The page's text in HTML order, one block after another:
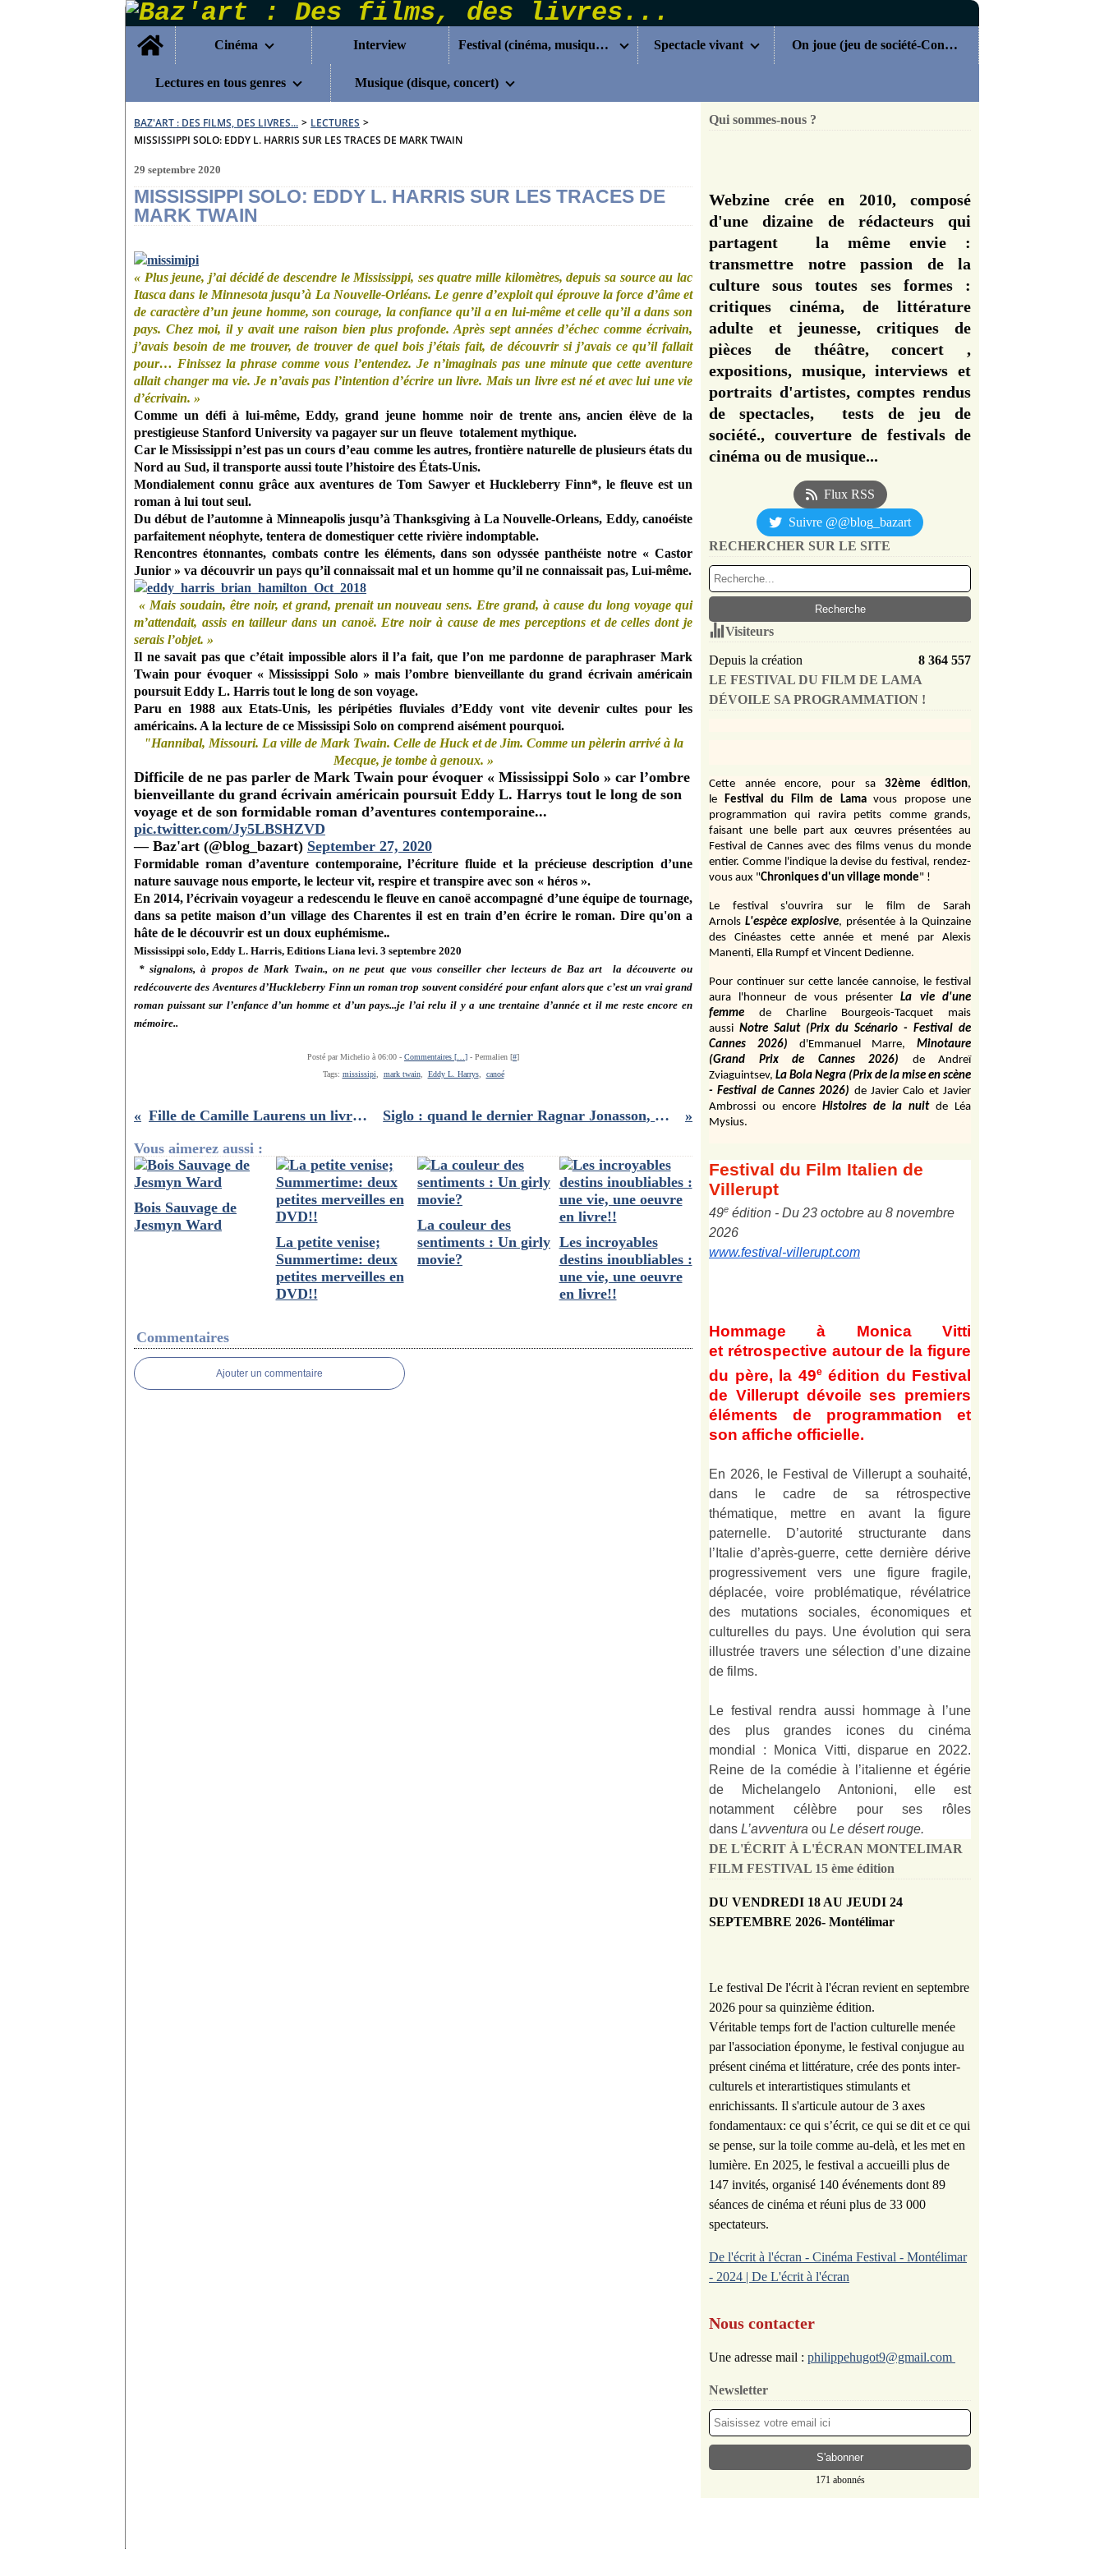
Home
Cinéma
Interview Festival (cinéma, musique...) Spectacle vivant On joue (jeu de société-Concours)
Lectures en tous genres Musique (disque, concert)
BAZ'ART : DES FILMS, DES LIVRES... > LECTURES >
MISSISSIPPI SOLO: EDDY L. HARRIS SUR LES TRACES DE MARK TWAIN
29 septembre 2020
MISSISSIPPI SOLO: EDDY L. HARRIS SUR LES TRACES DE
MARK TWAIN
« Plus jeune, j’ai décidé de descendre le Mississippi, ses quatre mille kilomètres, depuis sa source au lac
Itasca dans le Minnesota jusqu’à La Nouvelle-Orléans. Le genre d’exploit qui éprouve la force d’âme et
de caractère d’un jeune homme, son courage, la confiance qu’il a en lui-même et celle qu’il a dans son
pays. Chez moi, il y avait une raison bien plus profonde. Après sept années d’échec comme écrivain,
j’avais besoin de me trouver, de trouver de quel bois j’étais fait, de découvrir si j’avais ce qu’il fallait
pour… Finissez la phrase comme vous l’entendez. Je n’imaginais pas une minute que cette aventure
allait changer ma vie. Je n’avais pas l’intention d’écrire un livre. Mais un livre est né et avec lui une vie
d’écrivain. »
Comme un défi à lui-même, Eddy, grand jeune homme noir de trente ans, ancien élève de la
prestigieuse Stanford University va pagayer sur un fleuve totalement mythique.
Car le Mississippi n’est pas un cours d’eau comme les autres, frontière naturelle de plusieurs états du
Nord au Sud, il transporte aussi toute l’histoire des États-Unis.
Mondialement connu grâce aux aventures de Tom Sawyer et Huckleberry Finn*, le fleuve est un
roman à lui tout seul.
Du début de l’automne à Minneapolis jusqu’à Thanksgiving à La Nouvelle-Orleans, Eddy, canoéiste
parfaitement néophyte, tentera de domestiquer cette rivière indomptable.
Rencontres étonnantes, combats contre les éléments, dans son odyssée panthéiste notre « Castor
Junior » va découvrir un pays qu’il connaissait mal et un homme qu’il ne connaissait pas, Lui-même.
« Mais soudain, être noir, et grand, prenait un nouveau sens. Etre grand, à cause du long voyage qui
m’attendait, assis en tailleur dans un canoë. Etre noir à cause de mes perceptions et de celles dont je
serais l’objet. »
Il ne savait pas que c’était impossible alors il l’a fait, que l’on me pardonne de paraphraser Mark
Twain pour évoquer « Mississippi Solo »mais l’ombre bienveillante du grand écrivain américain
poursuit Eddy L. Harris tout le long de son voyage.
Paru en 1988 aux Etats-Unis, les péripéties fluviales d’Eddy vont vite devenir cultes pour les
américains. A la lecture de ce Mississipi Solo on comprend aisément pourquoi.
"Hannibal, Missouri. La ville de Mark Twain. Celle de Huck et de Jim. Comme un pèlerin arrivé à la
Mecque, je tombe à genoux. »
Difficile de ne pas parler de Mark Twain pour évoquer « Mississippi Solo » car l’ombre
bienveillante du grand écrivain américain poursuit Eddy L. Harrys tout le long de son
voyage et de son formidable roman d’aventures contemporaine...
pic.twitter.com/Jy5LBSHZVD
— Baz'art (@blog_bazart) September 27, 2020
Formidable roman d’aventure contemporaine, l’écriture fluide et la précieuse description d’une
nature sauvage nous emporte, le lecteur vit, respire et transpire avec son « héros ».
En 2014, l’écrivain voyageur a redescendu le fleuve en canoë accompagné d’une équipe de tournage,
dans sa petite maison d’un village des Charentes il est en train d’en écrire le roman. Dire qu'on a
hâte de le découvrir est un doux euphémisme..
Mississippi solo, Eddy L. Harris, Editions Liana levi. 3 septembre 2020
* signalons, à propos de Mark Twain., on ne peut que vous conseiller cher lecteurs de Baz art la découverte ou
redécouverte des Aventures d’Huckleberry Finn un roman trop souvent considéré pour enfant alors que c’est un vrai grand
roman puissant sur l’enfance d’un homme et d’un pays...je l’ai relu il y a une trentaine d’année et il me reste encore en
mémoire..
Posté par Michelio à 06:00 - Commentaires [ ] - Permalien [#]
Tags: mississipi mark twain, Eddy L. Harrys, canoé
Fille de Camille Laurens un livre qu'on conseille à notre fille pour plus tard
Siglo : quand le dernier Ragnar Jonasson, publié en France en avant première mondiale, nous déçoit
Vous aimerez aussi :
Bois Sauvage de
Jesmyn Ward
La petite venise;
Summertime: deux
petites merveilles en
DVD!!
La couleur des
sentiments : Un girly
movie?
Les incroyables
destins inoubliables :
une vie, une oeuvre
en livre!!
Commentaires
Ajouter un commentaire
Qui sommes-nous ?
Webzine crée en 2010, composé
d'une dizaine de rédacteurs qui
partagent la même envie :
transmettre notre passion de la
culture sous toutes ses formes :
critiques cinéma, de littérature
adulte et jeunesse, critiques de
pièces de théâtre, concert ,
expositions, musique, interviews et
portraits d'artistes, comptes rendus
de spectacles, tests de jeu de
société., couverture de festivals de
cinéma ou de musique...
Flux RSS
Suivre @@blog_bazart
RECHERCHER SUR LE SITE
Visiteurs
Depuis la création
8 364 557
LE FESTIVAL DU FILM DE LAMA
DÉVOILE SA PROGRAMMATION !
Cette année encore, pour sa 32ème édition,
le Festival du Film de Lama vous propose une
programmation qui ravira petits comme grands,
faisant une belle part aux œuvres présentées au
Festival de Cannes avec des films venus du monde
entier. Comme l'indique la devise du festival, rendez-
vous aux "Chroniques d'un village monde" !
Le festival s'ouvrira sur le film de Sarah
Arnols L'espèce explosive, présentée à la Quinzaine
des Cinéastes cette année et mené par Alexis
Manenti, Ella Rumpf et Vincent Dedienne.
Pour continuer sur cette lancée cannoise, le festival
aura l'honneur de vous présenter
La vie d'une
femme
de Charline Bourgeois-Tacquet
mais
aussi Notre Salut (Prix du Scénario - Festival de
Cannes 2026)
d'Emmanuel Marre,
Minotaure
(Grand Prix de Cannes 2026)
de Andreï
Zviaguintsev, La Bola Negra (Prix de la mise en scène
- Festival de Cannes 2026) de Javier Calo et Javier
Ambrossi ou encore Histoires de la nuit de Léa
Mysius.
Festival du Film Italien de
Villerupt
49e édition - Du 23 octobre au 8 novembre
2026
www.festival-villerupt.com
Hommage à Monica Vitti
et rétrospective autour de la figure
du père, la 49e édition du Festival
de Villerupt dévoile ses premiers
éléments de programmation et
son affiche officielle.
En 2026, le Festival de Villerupt a souhaité,
dans le cadre de sa rétrospective
thématique, mettre en avant la figure
paternelle. D’autorité structurante dans
l’Italie d’après-guerre, cette dernière dérive
progressivement vers une figure fragile,
déplacée, voire problématique, révélatrice
des mutations sociales, économiques et
culturelles du pays. Une évolution qui sera
illustrée travers une sélection d’une dizaine
de films.
Le festival rendra aussi hommage à l’une
des plus grandes icones du cinéma
mondial : Monica Vitti, disparue en 2022.
Reine de la comédie à l’italienne et égérie
de Michelangelo Antonioni, elle est
notamment célèbre pour ses rôles
dans L’avventura ou Le désert rouge.
DE L'ÉCRIT À L'ÉCRAN MONTELIMAR
FILM FESTIVAL 15 ème édition
DU VENDREDI 18 AU JEUDI 24
SEPTEMBRE 2026- Montélimar
Le festival De l'écrit à l'écran revient en septembre
2026 pour sa quinzième édition.
Véritable temps fort de l'action culturelle menée
par l'association éponyme, le festival conjugue au
présent cinéma et littérature, crée des ponts inter-
culturels et interartistiques stimulants et
enrichissants. Il s'articule autour de 3 axes
fondamentaux: ce qui s’écrit, ce qui se dit et ce qui
se pense, sur la toile comme au-delà, et les met en
lumière. En 2025, le festival a accueilli plus de
147 invités, organisé 140 événements dont 89
séances de cinéma et réuni plus de 33 000
spectateurs.
De l'écrit à l'écran - Cinéma Festival - Montélimar
- 2024 | De L'écrit à l'écran
Nous contacter
Une adresse mail : philippehugot9@gmail.com
Newsletter
171 abonnés